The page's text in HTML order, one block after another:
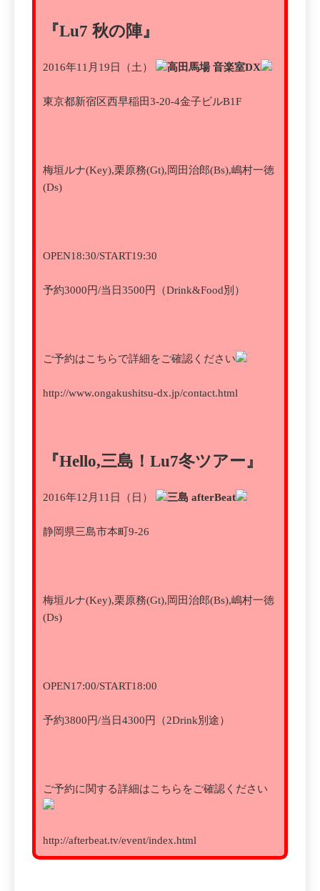
『Lu7 秋の陣』
2016年11月19日（土） 高田馬場 音楽室DX
東京都新宿区西早稲田3-20-4金子ビルB1F
梅垣ルナ(Key),栗原務(Gt),岡田治郎(Bs),嶋村一徳
(Ds)
OPEN18:30/START19:30
予約3000円/当日3500円（Drink&Food別）
ご予約はこちらで詳細をご確認ください
http://www.ongakushitsu-dx.jp/contact.html
『Hello,三島！Lu7冬ツアー』
2016年12月11日（日） 三島 afterBeat
静岡県三島市本町9-26
梅垣ルナ(Key),栗原務(Gt),岡田治郎(Bs),嶋村一徳
(Ds)
OPEN17:00/START18:00
予約3800円/当日4300円（2Drink別途）
ご予約に関する詳細はこちらをご確認ください
http://afterbeat.tv/event/index.html